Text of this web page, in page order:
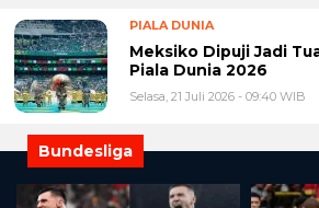
PIALA DUNIA
Meksiko Dipuji Jadi
Piala Dunia 2026
Selasa, 21 Juli 2026 - 09:40 WIB
Bundesliga